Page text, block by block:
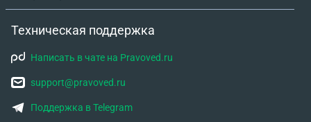
Техническая поддержка
Написать в чате на Pravoved.ru
support@pravoved.ru
Поддержка в Telegram